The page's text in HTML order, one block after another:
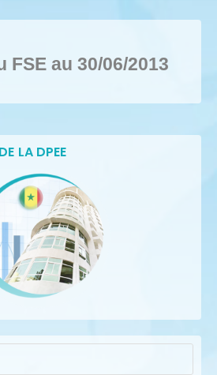
au 30/06/2013
LA DPEE